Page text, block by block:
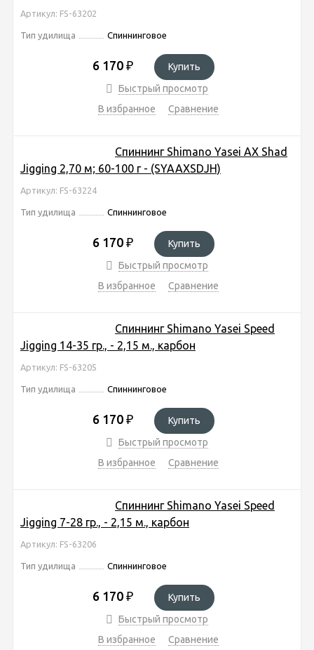
Артикул: FS-63202
Тип удилища Спиннинговое
6 170 ₽
Купить
Быстрый просмотр
В избранное
Сравнение
Спиннинг Shimano Yasei AX Shad
Jigging 2,70 м; 60-100 г - (SYAAXSDJH)
Артикул: FS-63224
Тип удилища Спиннинговое
6 170 ₽
Купить
Быстрый просмотр
В избранное
Сравнение
Спиннинг Shimano Yasei Speed
Jigging 14-35 гр., - 2,15 м., карбон
Артикул: FS-63205
Тип удилища Спиннинговое
6 170 ₽
Купить
Быстрый просмотр
В избранное
Сравнение
Спиннинг Shimano Yasei Speed
Jigging 7-28 гр., - 2,15 м., карбон
Артикул: FS-63206
Тип удилища Спиннинговое
6 170 ₽
Купить
Быстрый просмотр
В избранное
Сравнение